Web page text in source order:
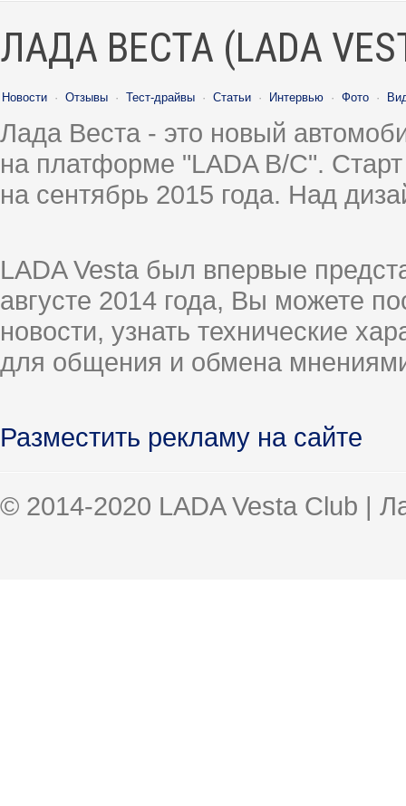
ЛАДА ВЕСТА (LADA
Новости · Отзывы · Тест-драйвы · Статьи · Интервью · Фото ·
Лада Веста - это новый
на платформе "LADA B/C".
на сентябрь 2015 года. Над
LADA Vesta был впервые
августе 2014 года, Вы можете
новости, узнать технические
для общения и обмена
Разместить рекламу на сайте
© 2014-2020 LADA Vesta Club |